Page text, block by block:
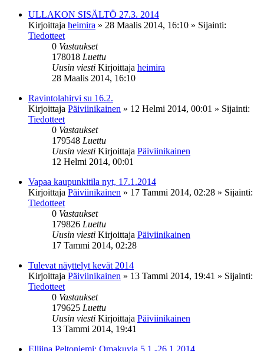
ULLAKON SISÄLTÖ 27.3. 2014
Kirjoittaja heimira » 28 Maalis 2014, 16:10 » Sijainti:
Tiedotteet
0 Vastaukset
178018 Luettu
Uusin viesti Kirjoittaja heimira
28 Maalis 2014, 16:10
Ravintolahirvi su 16.2.
Kirjoittaja Päiviinikainen » 12 Helmi 2014, 00:01 » Sijainti:
Tiedotteet
0 Vastaukset
179548 Luettu
Uusin viesti Kirjoittaja Päiviinikainen
12 Helmi 2014, 00:01
Vapaa kaupunkitila nyt, 17.1.2014
Kirjoittaja Päiviinikainen » 17 Tammi 2014, 02:28 » Sijainti:
Tiedotteet
0 Vastaukset
179826 Luettu
Uusin viesti Kirjoittaja Päiviinikainen
17 Tammi 2014, 02:28
Tulevat näyttelyt kevät 2014
Kirjoittaja Päiviinikainen » 13 Tammi 2014, 19:41 » Sijainti:
Tiedotteet
0 Vastaukset
179625 Luettu
Uusin viesti Kirjoittaja Päiviinikainen
13 Tammi 2014, 19:41
Elliina Peltoniemi: Omakuvia 5.1.-26.1.2014